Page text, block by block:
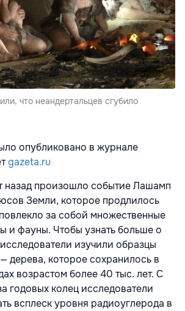
что неандертальцев сгубило
опубликовано в журнале
gazeta.ru
назад произошло событие Лашамп
Земли, которое продлилось
за собой множественные
и фауны. Чтобы узнать больше о
изучили образцы
дерева, которое сохранилось в
возрастом более 40 тыс. лет. С
годовых колец исследователи
всплеск уровня радиоуглерода в